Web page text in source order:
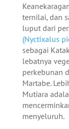
ternilai, dan
luput dari
(Nyctixalus
sebagai
lebatnya
perkebunan
Martabe.
Mutiara
menyeluruh.